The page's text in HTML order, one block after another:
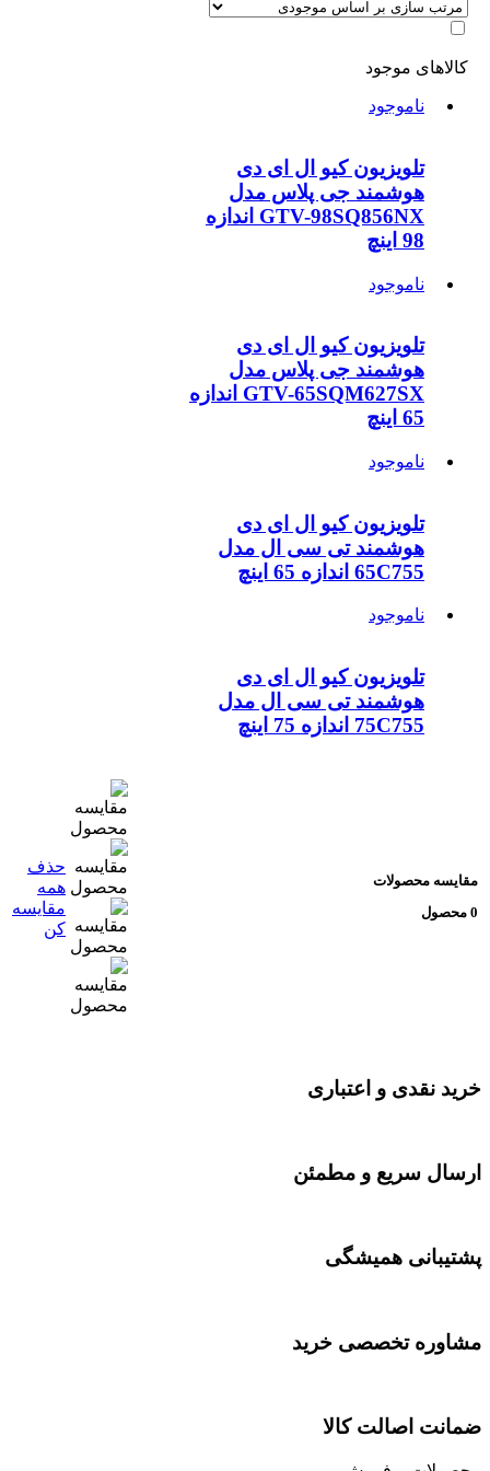
موجود
ناموجود
تلویزیون کیو ال ای دی
هوشمند جی پلاس مدل
GTV-98SQ856NX اندازه
ناموجود
تلویزیون کیو ال ای دی
هوشمند جی پلاس مدل
GTV-65SQM627SX اندازه
ناموجود
تلویزیون کیو ال ای دی
هوشمند تی سی ال مدل
65C755 اندازه 65 اینچ
ناموجود
تلویزیون کیو ال ای دی
هوشمند تی سی ال مدل
75C755 اندازه 75 اینچ
محصولات
حذف
همه
مقایسه
کن
نقدی و اعتباری
سریع و مطمئن​
همیشگی
تخصصی خرید
اصالت کالا